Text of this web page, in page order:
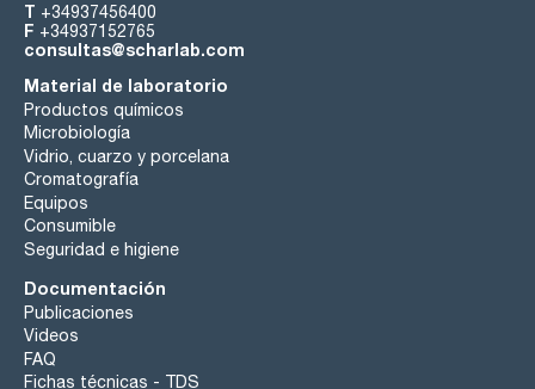
T +34937456400
F +34937152765
consultas@scharlab.com
Material de laboratorio
Productos químicos
Microbiología
Vidrio, cuarzo y porcelana
Cromatografía
Equipos
Consumible
Seguridad e higiene
Documentación
Publicaciones
Videos
FAQ
Fichas técnicas - TDS